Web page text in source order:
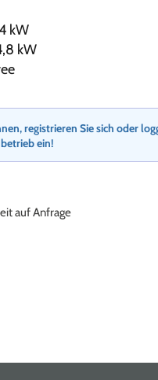
kW
kW
registrieren Sie sich oder
ein!
auf Anfrage